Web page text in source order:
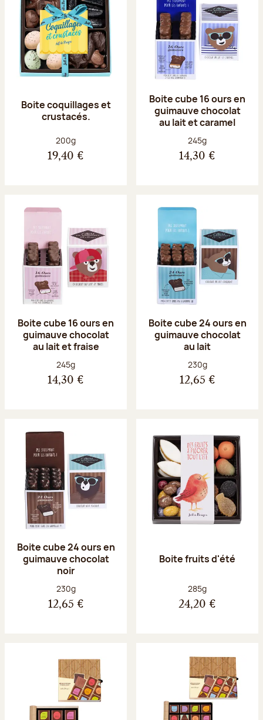
Boite coquillages et
crustacés.
Poids net :
200g
19,40 €
Boite cube 16 ours en
guimauve chocolat
au lait et caramel
Poids net :
245g
14,30 €
Boite cube 16 ours en
guimauve chocolat
au lait et fraise
Poids net :
245g
14,30 €
Boite cube 24 ours en
guimauve chocolat
au lait
Poids net :
230g
12,65 €
Boite cube 24 ours en
guimauve chocolat
noir
Poids net :
230g
12,65 €
Boite fruits d'été
Poids net :
285g
24,20 €